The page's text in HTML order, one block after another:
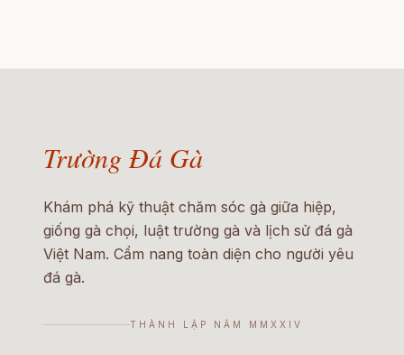
Trường Đá Gà
Khám phá kỹ thuật chăm sóc gà giữa hiệp,
giống gà chọi, luật trường gà và lịch sử đá gà
Việt Nam. Cẩm nang toàn diện cho người yêu
đá gà.
THÀNH LẬP NĂM MMXXIV